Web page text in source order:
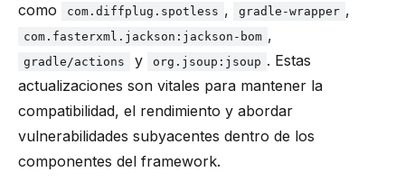
como
com.diffplug.spotless , gradle-wrapper ,
com.fasterxml.jackson:jackson-bom ,
gradle/actions y org.jsoup:jsoup . Estas
actualizaciones son vitales para mantener la
compatibilidad, el rendimiento y abordar
vulnerabilidades subyacentes dentro de los
componentes del framework.